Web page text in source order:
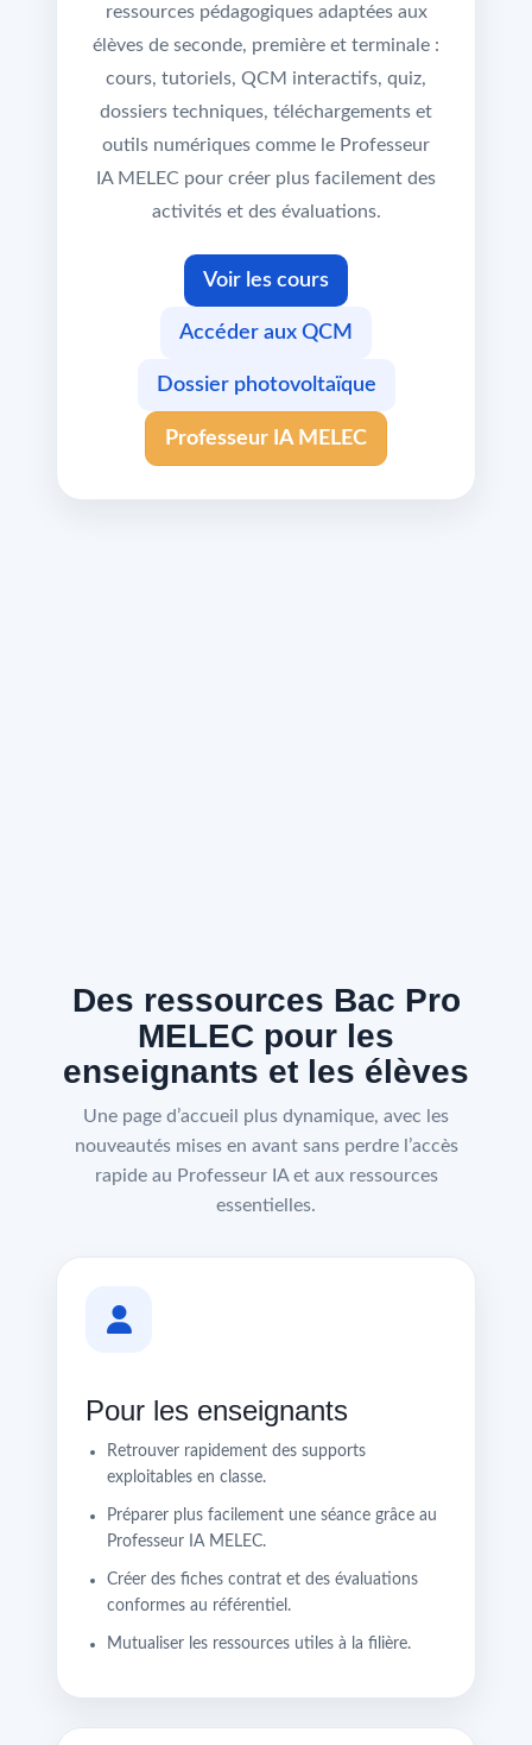
ressources pédagogiques adaptées aux
élèves de seconde, première et terminale :
cours, tutoriels, QCM interactifs, quiz,
dossiers techniques, téléchargements et
outils numériques comme le Professeur
IA MELEC pour créer plus facilement des
activités et des évaluations.
Voir les cours
Accéder aux QCM
Dossier photovoltaïque
Professeur IA MELEC
Des ressources Bac Pro
MELEC pour les
enseignants et les élèves
Une page d’accueil plus dynamique, avec les
nouveautés mises en avant sans perdre l’accès
rapide au Professeur IA et aux ressources
essentielles.
Pour les enseignants
Retrouver rapidement des supports
exploitables en classe.
Préparer plus facilement une séance grâce au
Professeur IA MELEC.
Créer des fiches contrat et des évaluations
conformes au référentiel.
Mutualiser les ressources utiles à la filière.